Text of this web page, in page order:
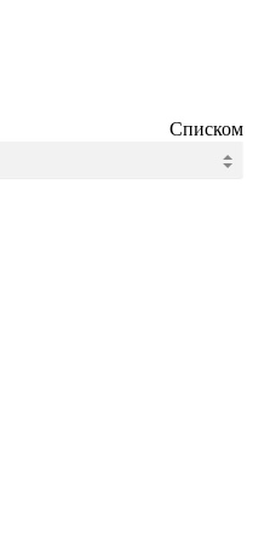
Списком